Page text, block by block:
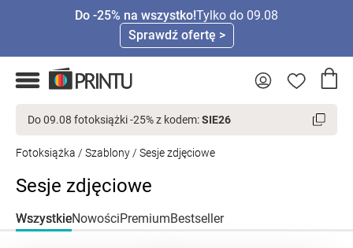
Do -25% na wszystko!Tylko do 09.08
Sprawdź ofertę >
Do 09.08 fotoksiążki -25% z kodem:SIE26
Fotoksiążka / Szablony / Sesje zdjęciowe
Sesje zdjęciowe
WszystkieNowościPremiumBestseller